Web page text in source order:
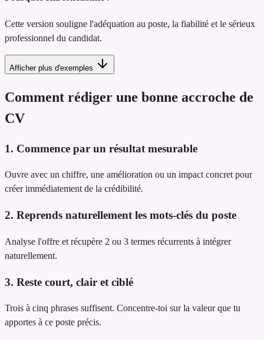
Cette version souligne l'adéquation au poste, la fiabilité et le sérieux
professionnel du candidat.
Afficher plus d'exemples
Comment rédiger une bonne accroche de
CV
1. Commence par un résultat mesurable
Ouvre avec un chiffre, une amélioration ou un impact concret pour
créer immédiatement de la crédibilité.
2. Reprends naturellement les mots-clés du poste
Analyse l'offre et récupère 2 ou 3 termes récurrents à intégrer
naturellement.
3. Reste court, clair et ciblé
Trois à cinq phrases suffisent. Concentre-toi sur la valeur que tu
apportes à ce poste précis.